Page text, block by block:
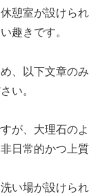
憩室が設けられ
趣きです。
、以下文章のみ
い。
が、大理石のよ
日常的かつ上質
い場が設けられ